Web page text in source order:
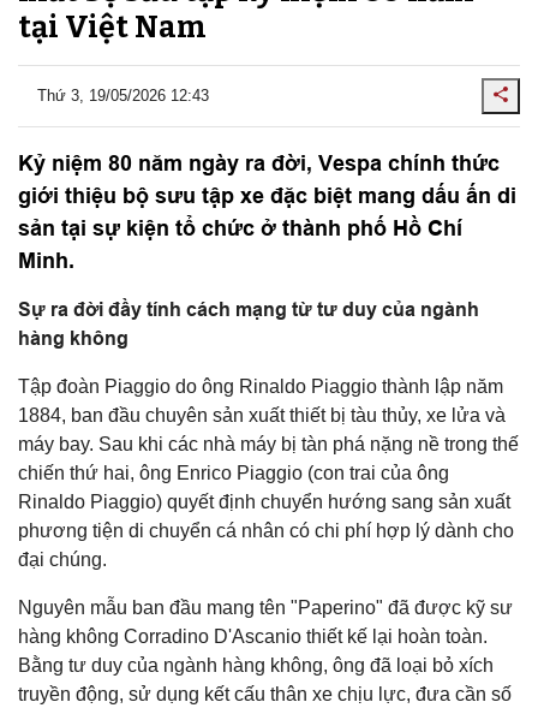
tại Việt Nam
Thứ 3, 19/05/2026 12:43
Kỷ niệm 80 năm ngày ra đời, Vespa chính thức
giới thiệu bộ sưu tập xe đặc biệt mang dấu ấn di
sản tại sự kiện tổ chức ở thành phố Hồ Chí
Minh.
Sự ra đời đầy tính cách mạng từ tư duy của ngành
hàng không
Tập đoàn Piaggio do ông Rinaldo Piaggio thành lập năm
1884, ban đầu chuyên sản xuất thiết bị tàu thủy, xe lửa và
máy bay. Sau khi các nhà máy bị tàn phá nặng nề trong thế
chiến thứ hai, ông Enrico Piaggio (con trai của ông
Rinaldo Piaggio) quyết định chuyển hướng sang sản xuất
phương tiện di chuyển cá nhân có chi phí hợp lý dành cho
đại chúng.
Nguyên mẫu ban đầu mang tên "Paperino" đã được kỹ sư
hàng không Corradino D'Ascanio thiết kế lại hoàn toàn.
Bằng tư duy của ngành hàng không, ông đã loại bỏ xích
truyền động, sử dụng kết cấu thân xe chịu lực, đưa cần số